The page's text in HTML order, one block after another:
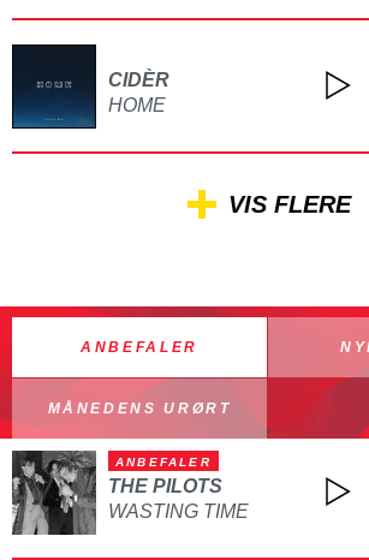
CIDÈR
HOME
VIS FLERE
ANBEFALER
MÅNEDENS URØRT
ANBEFALER
THE PILOTS
WASTING TIME